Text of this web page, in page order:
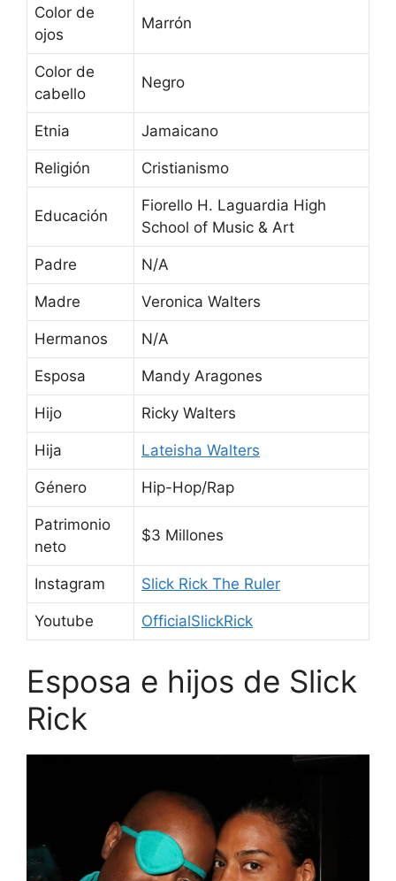
Color de
ojos
Marrón
Color de
cabello
Negro
Etnia Jamaicano
Religión Cristianismo
Educación
Fiorello H. Laguardia High
School of Music & Art
Padre N/A
Madre Veronica Walters
Hermanos N/A
Esposa Mandy Aragones
Hijo Ricky Walters
Hija Lateisha Walters
Género Hip-Hop/Rap
Patrimonio
neto
$3 Millones
Instagram Slick Rick The Ruler
Youtube OfficialSlickRick
Esposa e hijos de Slick
Rick